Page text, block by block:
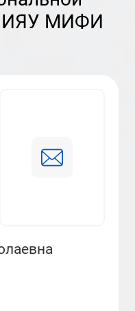
МИФИ